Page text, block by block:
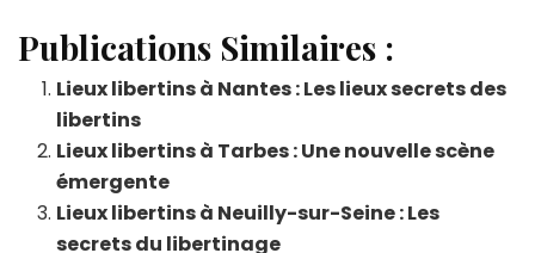
Publications Similaires :
Lieux libertins à Nantes : Les lieux secrets des
libertins
Lieux libertins à Tarbes : Une nouvelle scène
émergente
Lieux libertins à Neuilly-sur-Seine : Les
secrets du libertinage